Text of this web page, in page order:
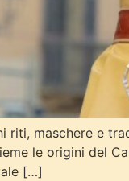
riti, maschere e
le origini del
[…]